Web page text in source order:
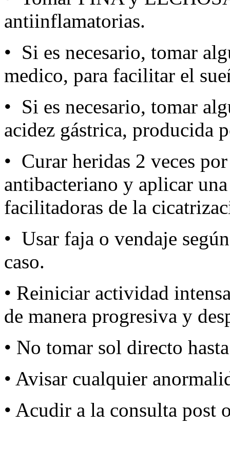
antiinflamatorias.
• Si es necesario, tomar
medico, para facilitar el
• Si es necesario, tomar
acidez gástrica, producida
• Curar heridas 2 veces
antibacteriano y aplicar
facilitadoras de la
• Usar faja o vendaje
caso.
• Reiniciar actividad
de manera progresiva y
• No tomar sol directo
• Avisar cualquier
• Acudir a la consulta post